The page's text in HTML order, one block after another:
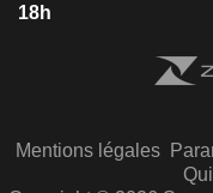
18h
Mentions légales